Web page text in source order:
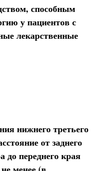
способным
у пациентов с
лекарственные
нижнего третьего
от заднего
до переднего края